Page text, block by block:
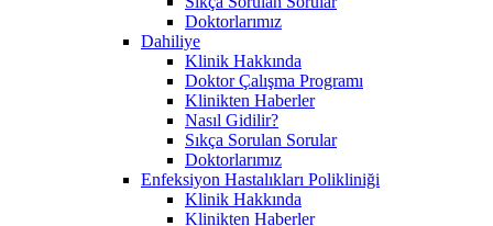
Doktorlarımız
Dahiliye
Klinik Hakkında
Doktor Çalışma Programı
Klinikten Haberler
Nasıl Gidilir?
Sıkça Sorulan Sorular
Doktorlarımız
Enfeksiyon Hastalıkları Polikliniği
Klinik Hakkında
Klinikten Haberler